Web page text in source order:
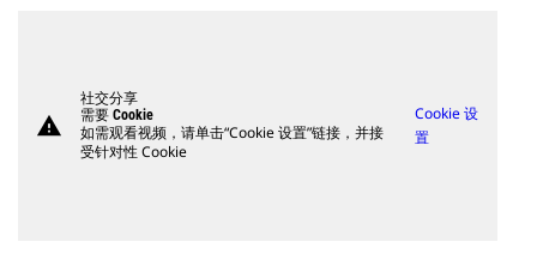
warning
社交分享
需要 Cookie
如需观看视频，请单击“Cookie 设置”链接，并接
受针对性 Cookie
Cookie 设
置